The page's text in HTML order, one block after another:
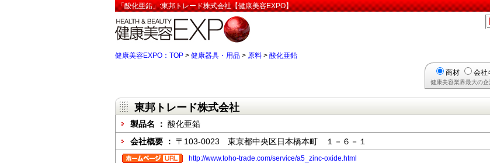
「酸化亜鉛」:東邦トレード株式会社【健康美容EXPO】
健康美容EXPO：TOP > 健康器具・用品 > 原料 > 酸化亜鉛
商材 会社
健康美容業界最大の
東邦トレード株式会社
製品名 ： 酸化亜鉛
会社概要 ： 〒103-0023 東京都中央区日本橋本町 １－６－１
http://www.toho-trade.com/service/a5_zinc-oxide.html